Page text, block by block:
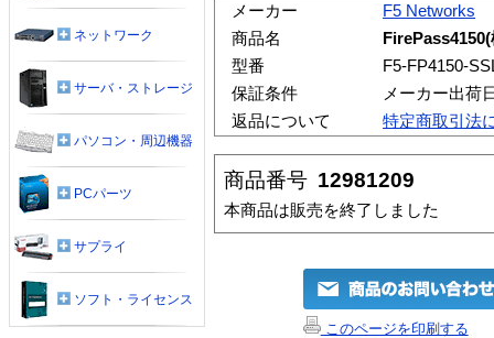
メーカー
F5 Networks
商品名
型番
F5-FP4150-
保証条件
メーカー出荷
返品について
特定商取引法
商品番号 12981209
本商品は販売を終了しました
このページを印刷する
ネットワーク
サーバ・ストレージ
パソコン・周辺機器
PCパーツ
サプライ
ソフト・ライセンス